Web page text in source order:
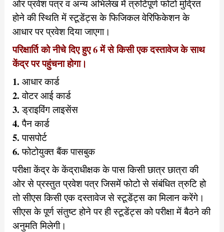
ओर प्रवेश पत्र व अन्य अभिलेख में त्रुटिपूर्ण फोटो मुद्रित
होने की स्थिति में स्टूडेंट्स के फिजिकल वेरिफिकेशन के
आधार पर प्रवेश दिया जाएगा।
परिक्षार्ति को नीचे दिए हुए 6 में से किसी एक दस्तावेज के साथ
केंद्र पर पहुंचना होगा।
1. आधार कार्ड
2. वोटर आई कार्ड
3. ड्राइविंग लाइसेंस
4. पैन कार्ड
5. पासपोर्ट
6. फोटोयुक्त बैंक पासबुक
परीक्षा केंद्र के केंद्राधीक्षक के पास किसी छात्र छात्रा की
ओर से प्रस्तुत प्रवेश पत्र जिसमें फोटो से संबंधित त्रुटि हो
तो सीएस किसी एक दस्तावेज से स्टूडेंट्स का मिलान करेंगे।
सीएस के पूर्ण संतुष्ट होने पर ही स्टूडेंट्स को परीक्षा में बैठने की
अनुमति मिलेगी।